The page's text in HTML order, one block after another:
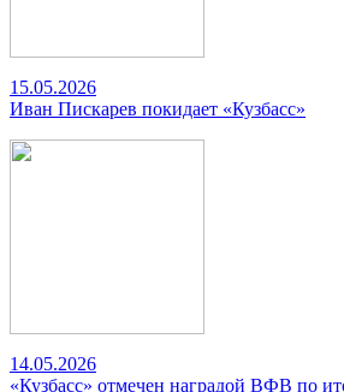
15.05.2026
Иван Пискарев покидает «Кузбасс»
14.05.2026
«Кузбасс» отмечен наградой ВФВ по